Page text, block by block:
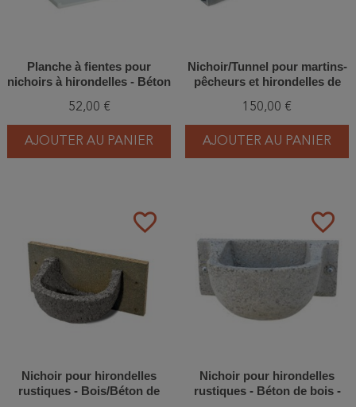
Planche à fientes pour
nichoirs à hirondelles - Béton
345/4)
52,00 €
AJOUTER AU PANIER
Nichoir/Tunnel pour martins-
pêcheurs et hirondelles de
Schwegler (640/0)
150,00 €
AJOUTER AU PANIER
favorite_border
Nichoir pour hirondelles
rustiques - Bois/Béton de
favorite_border
Nichoir pour hirondelles
rustiques - Béton de bois -